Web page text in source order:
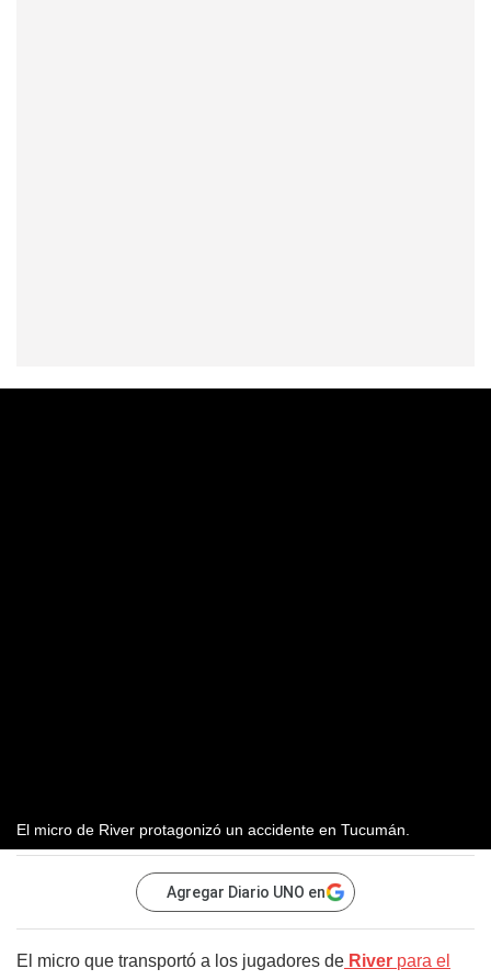
El micro de River protagonizó un accidente en Tucumán.
Agregar Diario UNO en
El micro que transportó a los jugadores de River para el